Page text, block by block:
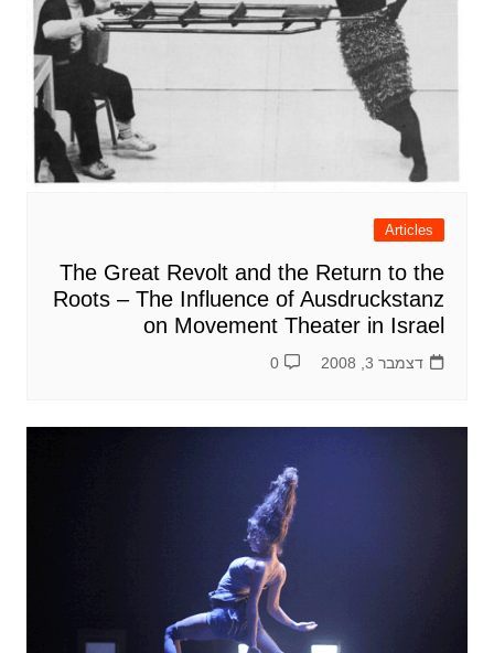
Articles
The Great Revolt and the Return to the
Roots – The Influence of Ausdruckstanz
on Movement Theater in Israel
דצמבר 3, 2008 0